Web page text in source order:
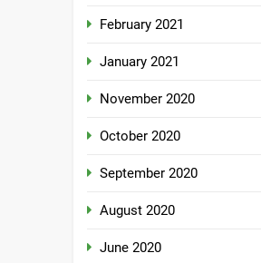
February 2021
January 2021
November 2020
October 2020
September 2020
August 2020
June 2020